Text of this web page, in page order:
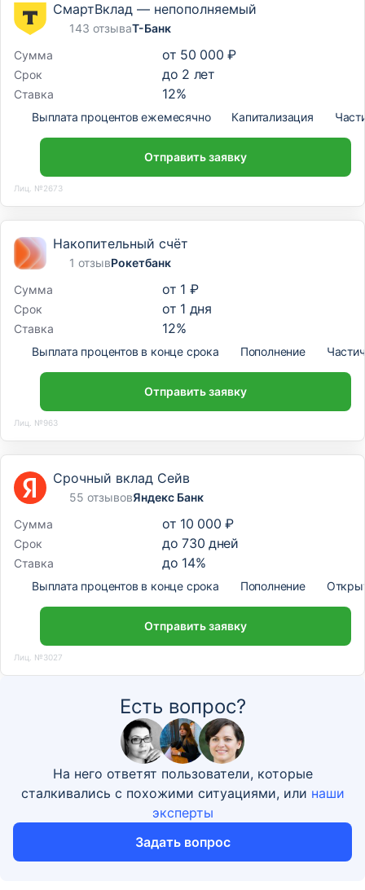
СмартВклад — непополняемый
143 отзываТ-Банк
Сумма
от 50 000 ₽
Срок до 2 лет
Ставка 12%
Выплата процентов ежемесячно Капитализация
Отправить заявку
Лиц. №2673
Накопительный счёт
1 отзывРокетбанк
Сумма
от 1 ₽
Срок от 1 дня
Ставка 12%
Выплата процентов в конце срока Пополнение
Отправить заявку
Лиц. №963
Срочный вклад Сейв
55 отзывовЯндекс Банк
Сумма
от 10 000 ₽
Срок до730 дней
Ставка до 14%
Выплата процентов в конце срока Пополнение
Отправить заявку
Лиц. №3027
Есть вопрос?
На него ответят пользователи, которые
сталкивались с похожими ситуациями, или наши
эксперты
Задать вопрос